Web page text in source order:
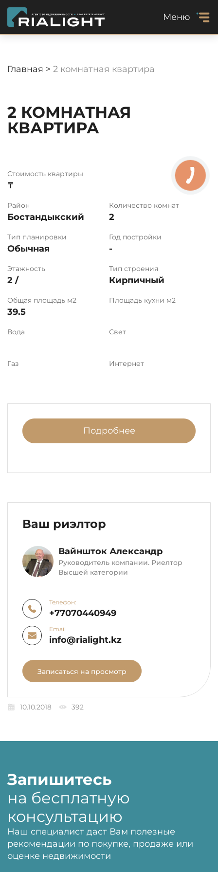
Меню
Главная > 2 комнатная квартира
2 КОМНАТНАЯ
КВАРТИРА
Стоимость квартиры
₸
Район
Бостандыкский
Количество комнат
2
Тип планировки
Обычная
Год постройки
-
Этажность
2 /
Тип строения
Кирпичный
Общая площадь м2
39.5
Площадь кухни м2
Вода Свет
Газ Интернет
Подробнее
Ваш риэлтор
Вайншток Александр
Руководитель компании. Риелтор
Высшей категории
Телефон:
+77070440949
Email
info@rialight.kz
Записаться на просмотр
10.10.2018 392
Запишитесь
на бесплатную
консультацию
Наш специалист даст Вам полезные
рекомендации по покупке, продаже или
оценке недвижимости